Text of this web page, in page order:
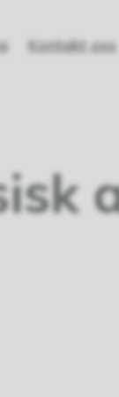
Kontakt oss